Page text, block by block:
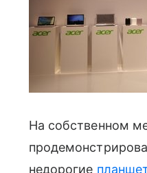
На собственном
недорогие